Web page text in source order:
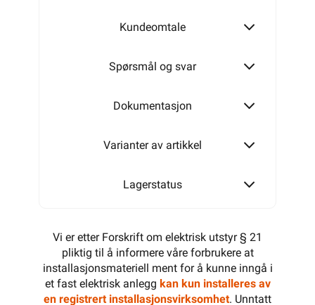
M40-M32
Kundeomtale
Spørsmål og svar
Dokumentasjon
Varianter av artikkel
Lagerstatus
Vi er etter Forskrift om elektrisk utstyr § 21
pliktig til å informere våre forbrukere at
installasjonsmateriell ment for å kunne inngå i
et fast elektrisk anlegg kan kun installeres av
en registrert installasjonsvirksomhet. Unntatt